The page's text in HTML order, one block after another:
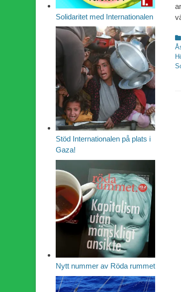
Solidaritet med Internationalen
Stöd Internationalen på plats i
Gaza!
Nytt nummer av Röda rummet